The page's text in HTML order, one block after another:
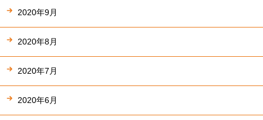
2020年9月
2020年8月
2020年7月
2020年6月